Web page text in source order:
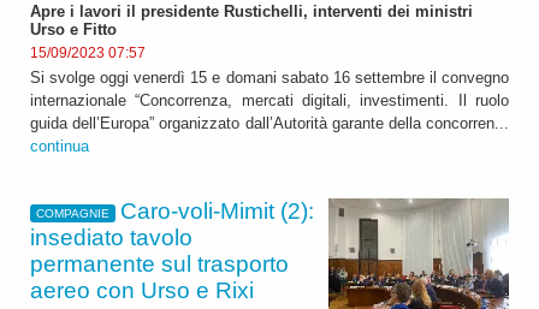
Apre i lavori il presidente Rustichelli, interventi dei ministri
Urso e Fitto
15/09/2023 07:57
Si svolge oggi venerdì 15 e domani sabato 16 settembre il convegno
internazionale “Concorrenza, mercati digitali, investimenti. Il ruolo
guida dell’Europa” organizzato dall’Autorità garante della concorren...
continua
COMPAGNIE
Caro-voli-Mimit (2):
insediato tavolo
permanente sul trasporto
aereo con Urso e Rixi